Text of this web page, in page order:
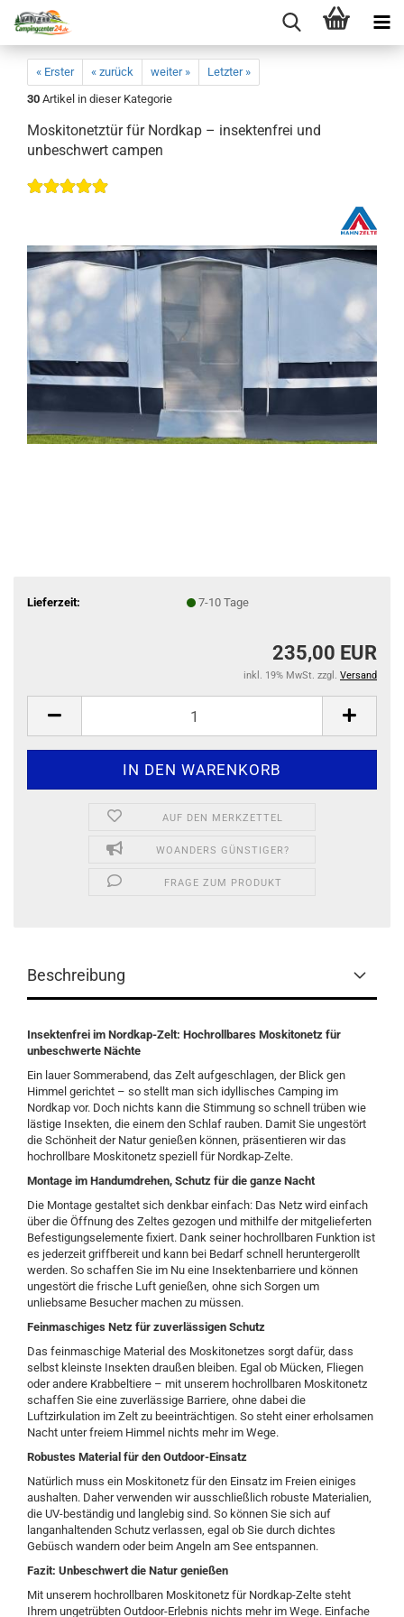
« Erster « zurück weiter »
Letzter »
30 Artikel in dieser Kategorie
Moskitonetztür für Nordkap – insektenfrei und
unbeschwert campen
Lieferzeit: 7-10 Tage
235,00 EUR
inkl. 19% MwSt. zzgl. Versand
AUF DEN MERKZETTEL
WOANDERS GÜNSTIGER?
FRAGE ZUM PRODUKT
Beschreibung
Insektenfrei im Nordkap-Zelt: Hochrollbares Moskitonetz für
unbeschwerte Nächte
Ein lauer Sommerabend, das Zelt aufgeschlagen, der Blick gen
Himmel gerichtet – so stellt man sich idyllisches Camping im
Nordkap vor. Doch nichts kann die Stimmung so schnell trüben wie
lästige Insekten, die einem den Schlaf rauben. Damit Sie ungestört
die Schönheit der Natur genießen können, präsentieren wir das
hochrollbare Moskitonetz speziell für Nordkap-Zelte.
Montage im Handumdrehen, Schutz für die ganze Nacht
Die Montage gestaltet sich denkbar einfach: Das Netz wird einfach
über die Öffnung des Zeltes gezogen und mithilfe der mitgelieferten
Befestigungselemente fixiert. Dank seiner hochrollbaren Funktion ist
es jederzeit griffbereit und kann bei Bedarf schnell heruntergerollt
werden. So schaffen Sie im Nu eine Insektenbarriere und können
ungestört die frische Luft genießen, ohne sich Sorgen um
unliebsame Besucher machen zu müssen.
Feinmaschiges Netz für zuverlässigen Schutz
Das feinmaschige Material des Moskitonetzes sorgt dafür, dass
selbst kleinste Insekten draußen bleiben. Egal ob Mücken, Fliegen
oder andere Krabbeltiere – mit unserem hochrollbaren Moskitonetz
schaffen Sie eine zuverlässige Barriere, ohne dabei die
Luftzirkulation im Zelt zu beeinträchtigen. So steht einer erholsamen
Nacht unter freiem Himmel nichts mehr im Wege.
Robustes Material für den Outdoor-Einsatz
Natürlich muss ein Moskitonetz für den Einsatz im Freien einiges
aushalten. Daher verwenden wir ausschließlich robuste Materialien,
die UV-beständig und langlebig sind. So können Sie sich auf
langanhaltenden Schutz verlassen, egal ob Sie durch dichtes
Gebüsch wandern oder beim Angeln am See entspannen.
Fazit: Unbeschwert die Natur genießen
Mit unserem hochrollbaren Moskitonetz für Nordkap-Zelte steht
Ihrem ungetrübten Outdoor-Erlebnis nichts mehr im Wege. Einfache